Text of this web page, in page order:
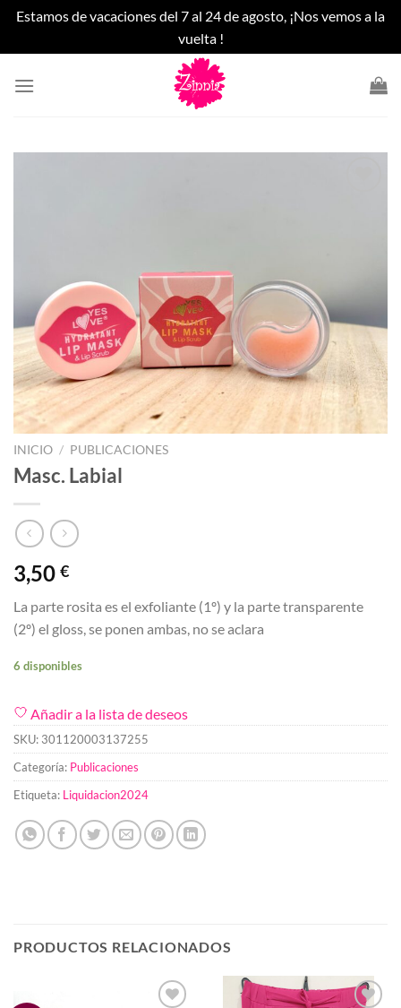
Estamos de vacaciones del 7 al 24 de agosto, ¡Nos vemos a la
vuelta !
INICIO / PUBLICACIONES
Masc. Labial
3,50 €
La parte rosita es el exfoliante (1º) y la parte transparente
(2º) el gloss, se ponen ambas, no se aclara
6 disponibles
Añadir a la lista de deseos
SKU: 301120003137255
Categoría: Publicaciones
Etiqueta: Liquidacion2024
PRODUCTOS RELACIONADOS